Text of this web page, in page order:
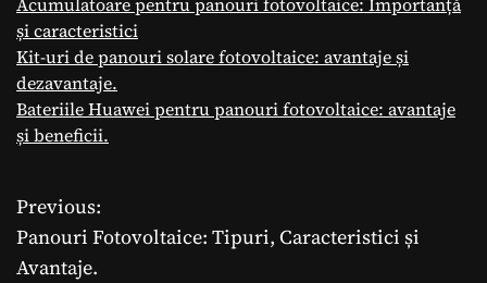
și caracteristici
Kit-uri de panouri solare fotovoltaice: avantaje și
dezavantaje.
Bateriile Huawei pentru panouri fotovoltaice: avantaje
și beneficii.
N
a
Previous:
Panouri Fotovoltaice: Tipuri, Caracteristici și
Avantaje.